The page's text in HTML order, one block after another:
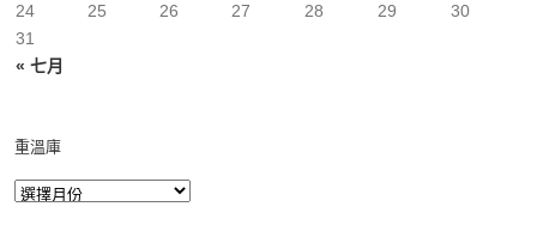
« 七月
24
25 26 27 28 29
30
31
重溫庫